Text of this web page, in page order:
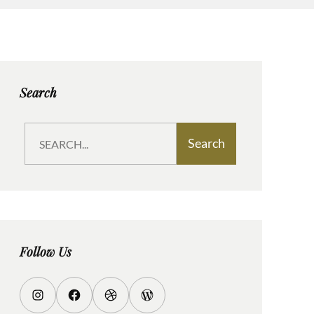
Search
a
Search
Follow Us
I
F
D
W